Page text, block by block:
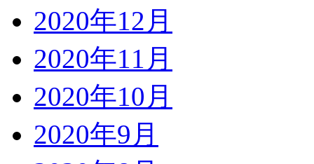
2020年12月
2020年11月
2020年10月
2020年9月